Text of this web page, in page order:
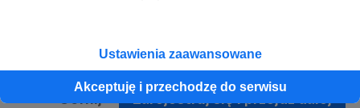
Ustawienia zaawansowane
Akceptuję i przechodzę do serwisu
Zarejestruj się i przejdź dalej